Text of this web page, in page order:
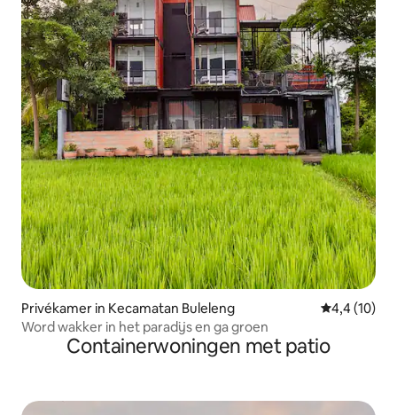
Privékamer in Kecamatan Buleleng
4,4 (10)
Word wakker in het paradijs en ga groen
Containerwoningen met patio